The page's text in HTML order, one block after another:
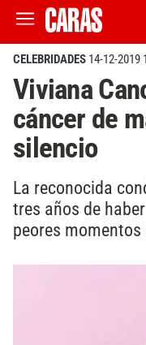
CELEBRIDADES 14-12-2019
Viviana
cáncer de
silencio
La reconocida
tres años de
peores momentos